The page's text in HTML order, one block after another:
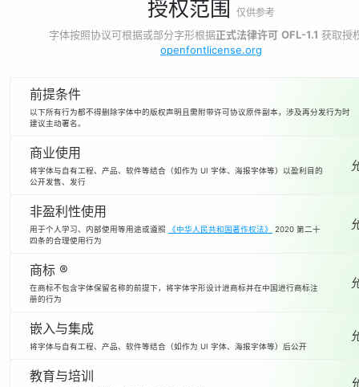
授权范围 仅供参考
字体按照协议可根据或部分字形根据正式法律许可 OFL-1.1 获取授
openfontlicense.org
前提条件
以下所有行为都不得删除字体中的版权声明且需附带许可协议原件副本，涉及再分发行为时
建议主动署名。
商业使用
将字体与自有工程、产品、软件等结合（如作为 UI 字体、海报字体等）以盈利目的
公开发售、发行
非盈利性使用
用于个人学习、内部使用等用途或遵照 《中华人民共和国著作权法》
2020 第二十
四条的合理使用行为
商标 ®
在商标不包含字体保留名称的前提下，将字体字形设计进商标并在中国进行商标注
册的行为
嵌入与集成
将字体与自有工程、产品、软件等结合（如作为 UI 字体、海报字体等）后公开
教育与培训